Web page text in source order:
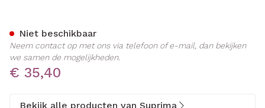
€ 35,40
Niet beschikbaar
Neem contact op met ons via telefoon of e-mail, dan bekijken
we samen de mogelijkheden.
Bekijk alle producten van Suprima